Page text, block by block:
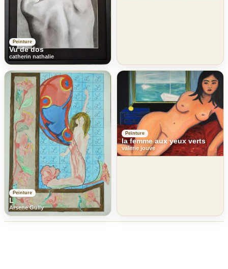
Peinture
Vu de dos
catherin nathalie
Peinture
L
Arsene Gully
Peinture
la femme aux yeux verts
valerie jouve